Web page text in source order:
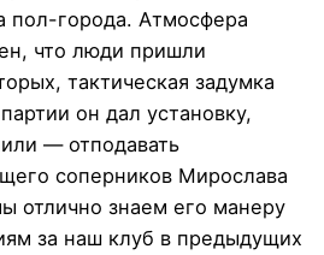
пол-города. Атмосфера
что люди пришли
тактическая задумка
он дал установку,
— отподавать
соперников Мирослава
отлично знаем его манеру
за наш клуб в предыдущих